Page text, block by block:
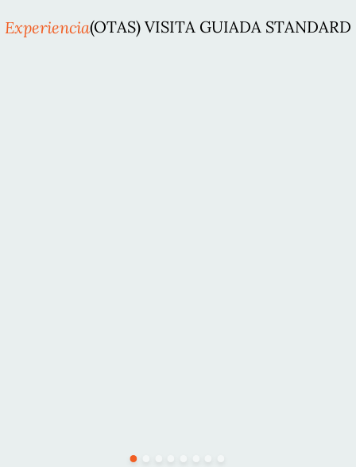
Experiencia(OTAS) VISITA GUIADA STANDARD